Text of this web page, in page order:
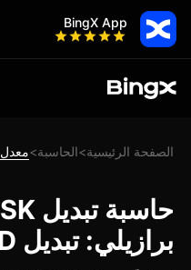
BingX App
الصفحة الرئيسية>الحاسبة>معدل SPSK.D BRL
برازيلي: تبديل SPSK.D إلى BRL